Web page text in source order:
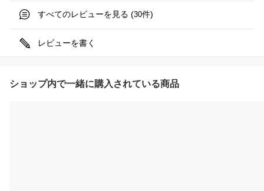
すべてのレビューを見る (30件)
レビューを書く
ショップ内で一緒に購入されている商品